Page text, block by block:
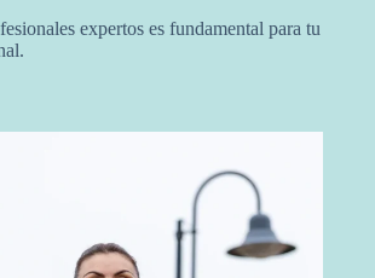
expertos es fundamental para tu